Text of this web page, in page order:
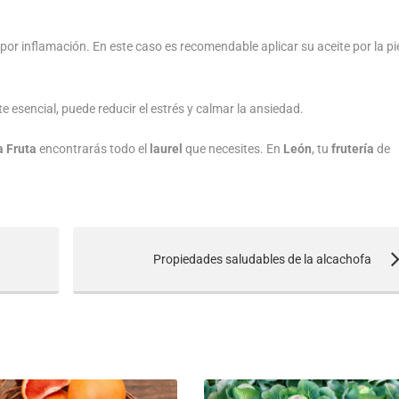
inflamación. En este caso es recomendable aplicar su aceite por la
esencial, puede reducir el estrés y calmar la ansiedad.
Fruta encontrarás todo el laurel que necesites. En León, tu frutería de
Propiedades saludables de la alcachofa